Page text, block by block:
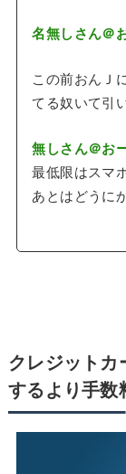
名無しさん＠
この前おんＪ
てる奴いて引
無しさん＠お
最低限はスマ
あとはどうに
クレジットカ
するより手数